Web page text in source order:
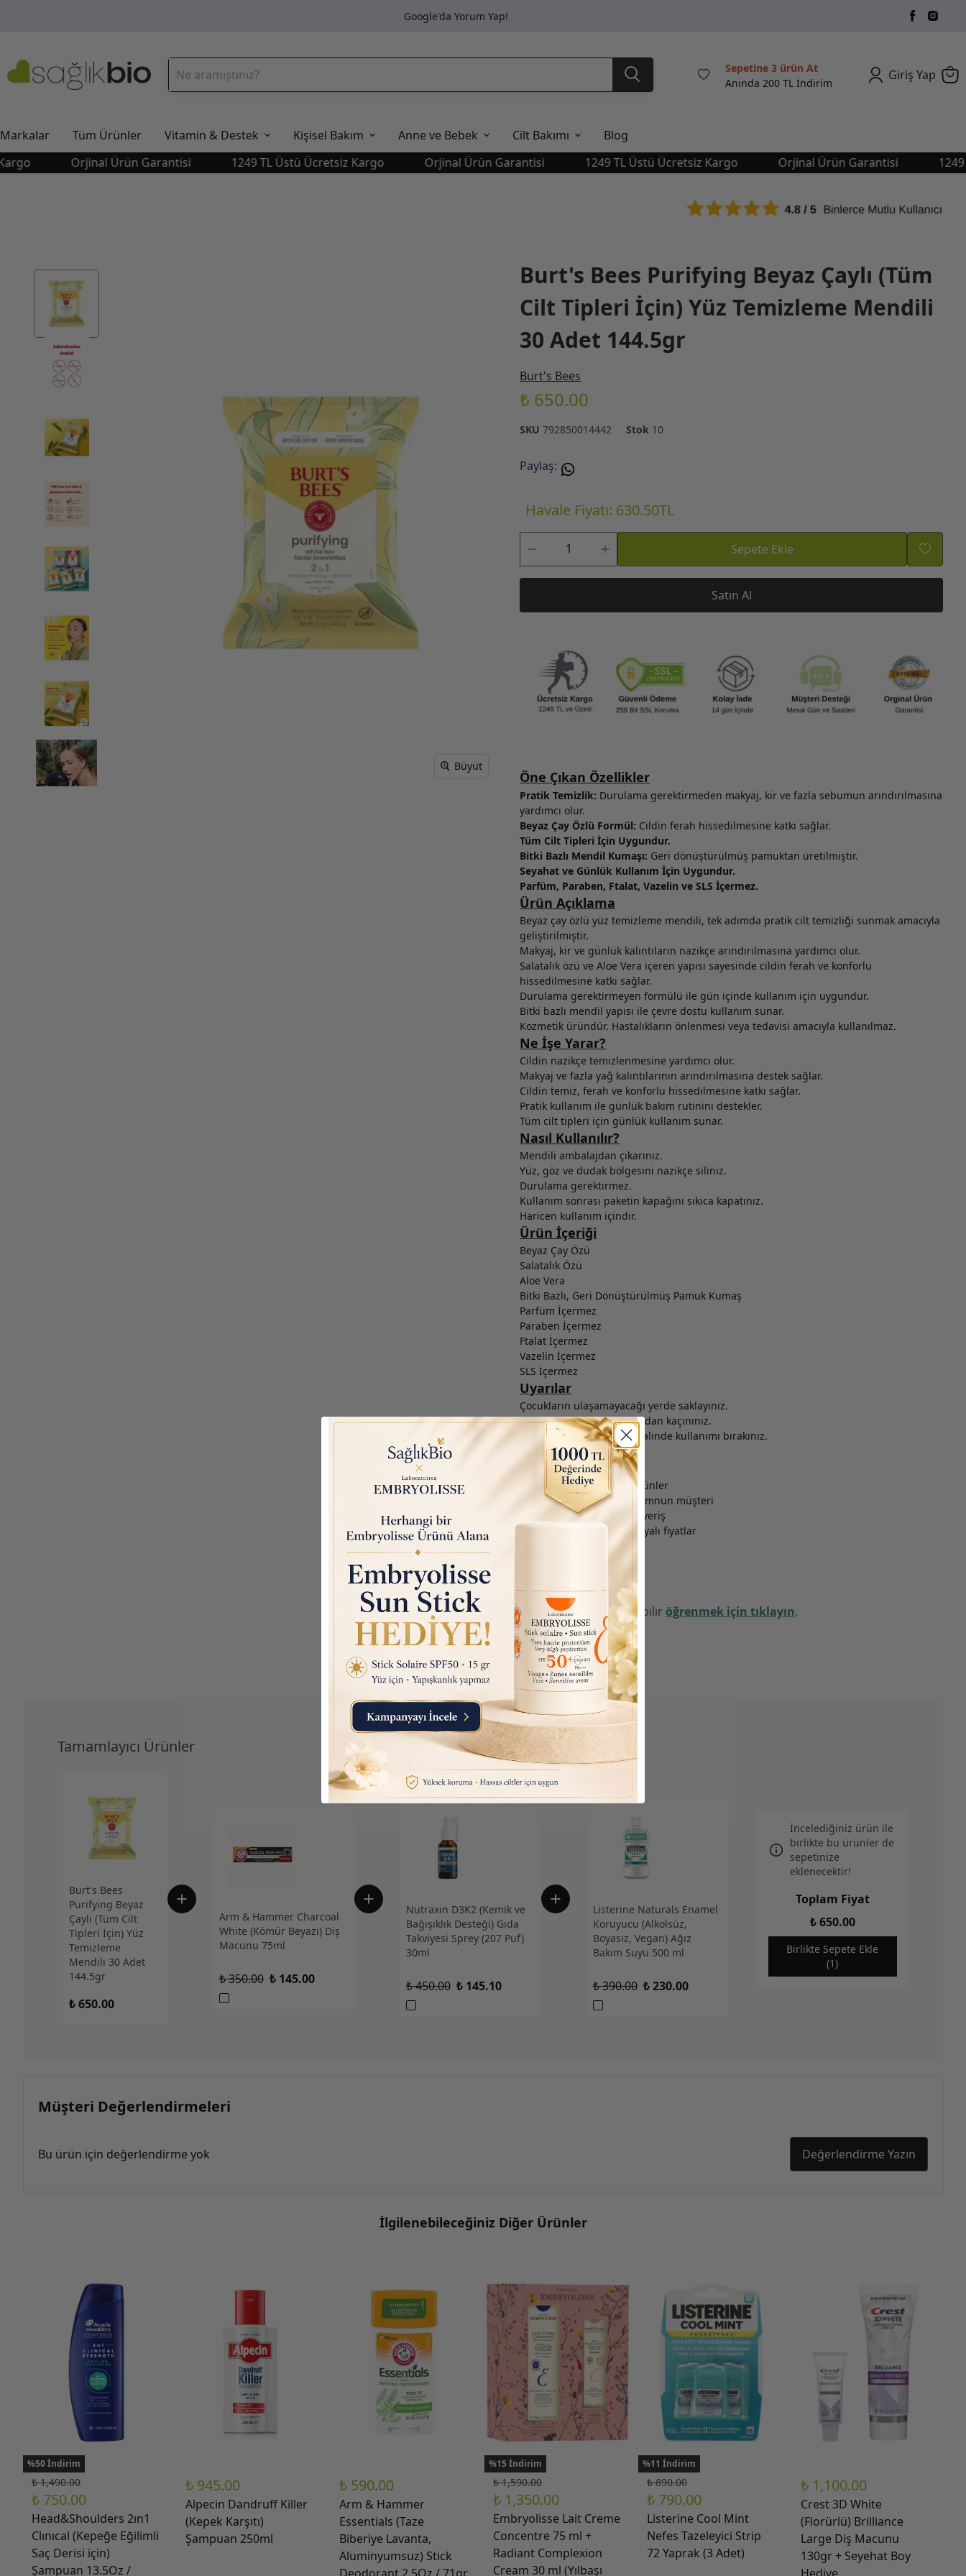
Google'da Yorum Yap!
Sepetine 3 ürün At
Anında 200 TL İndirim
Giriş Yap
Markalar Tüm Ürünler Vitamin & Destek Kişisel Bakım Anne ve Bebek Cilt Bakımı
Blog
Orjinal Ürün Garantisi
1249 TL Üstü Ücretsiz Kargo Orjinal Ürün Garantisi 1249 TL Üstü Ücretsiz Kargo Orjinal Ürün Garantisi 1249 TL
Büyüt
Burt's Bees Purifying Beyaz Çaylı (Tüm
Cilt Tipleri İçin) Yüz Temizleme Mendili
30 Adet 144.5gr
Burt's Bees
₺ 650.00
SKU 792850014442 Stok 10
Paylaş:
Havale Fiyatı: 630.50TL
Sepete Ekle
Satın Al
Öne Çıkan Özellikler
Pratik Temizlik: Durulama gerektirmeden makyaj, kir ve fazla sebumun arındırılmasına
yardımcı olur.
Beyaz Çay Özlü Formül: Cildin ferah hissedilmesine katkı sağlar.
Tüm Cilt Tipleri İçin Uygundur.
Bitki Bazlı Mendil Kumaşı: Geri dönüştürülmüş pamuktan üretilmiştir.
Seyahat ve Günlük Kullanım İçin Uygundur.
Parfüm, Paraben, Ftalat, Vazelin ve SLS İçermez.
Ürün Açıklama
Beyaz çay özlü yüz temizleme mendili, tek adımda pratik cilt temizliği sunmak amacıyla
geliştirilmiştir.
Makyaj, kir ve günlük kalıntıların nazikçe arındırılmasına yardımcı olur.
Salatalık özü ve Aloe Vera içeren yapısı sayesinde cildin ferah ve konforlu
hissedilmesine katkı sağlar.
Durulama gerektirmeyen formülü ile gün içinde kullanım için uygundur.
Bitki bazlı mendil yapısı ile çevre dostu kullanım sunar.
Kozmetik üründür. Hastalıkların önlenmesi veya tedavisi amacıyla kullanılmaz.
Ne İşe Yarar?
Cildin nazikçe temizlenmesine yardımcı olur.
Makyaj ve fazla yağ kalıntılarının arındırılmasına destek sağlar.
Cildin temiz, ferah ve konforlu hissedilmesine katkı sağlar.
Pratik kullanım ile günlük bakım rutinini destekler.
Tüm cilt tipleri için günlük kullanım sunar.
Nasıl Kullanılır?
Mendili ambalajdan çıkarınız.
Yüz, göz ve dudak bölgesini nazikçe siliniz.
Durulama gerektirmez.
Kullanım sonrası paketin kapağını sıkıca kapatınız.
Haricen kullanım içindir.
Ürün İçeriği
Beyaz Çay Özü
Salatalık Özü
Aloe Vera
Bitki Bazlı, Geri Dönüştürülmüş Pamuk Kumaş
Parfüm İçermez
Paraben İçermez
Ftalat İçermez
Vazelin İçermez
SLS İçermez
Uyarılar
Çocukların ulaşamayacağı yerde saklayınız.
Göz ile doğrudan temasından kaçınınız.
Beklenmeyen reaksiyon halinde kullanımı bırakınız.
Haricen kullanım içindir.
Neden Sağlıkbio?
Sadece orijinal ve ithal ürünler
2020’den beri binlerce memnun müşteri
Hızlı kargo ve güvenli alışveriş
Ücretsiz kargo ve kampanyalı fiyatlar
İade işlemleri nasıl yapılır öğrenmek için tıklayın.
Tamamlayıcı Ürünler
Burt's Bees
Purifying Beyaz
Çaylı (Tüm Cilt
Tipleri İçin) Yüz
Temizleme
Mendili 30 Adet
144.5gr
₺ 650.00
Arm & Hammer Charcoal
White (Kömür Beyazı) Diş
Macunu 75ml
₺ 350.00 ₺ 145.00
Nutraxin D3K2 (Kemik ve
Bağışıklık Desteği) Gıda
Takviyesi Sprey (207 Puf)
30ml
₺ 450.00 ₺ 145.10
Listerine Naturals Enamel
Koruyucu (Alkolsüz,
Boyasız, Vegan) Ağız
Bakım Suyu 500 ml
₺ 390.00 ₺ 230.00
İncelediğiniz ürün ile
birlikte bu ürünler de
sepetinize
eklenecektir!
Toplam Fiyat
₺ 650.00
Birlikte Sepete Ekle
(1)
Müşteri Değerlendirmeleri
Bu ürün için değerlendirme yok Değerlendirme Yazın
İlgilenebileceğiniz Diğer Ürünler
%50 İndirim
₺ 1,490.00
₺ 750.00
Head&Shoulders 2ın1
Clınıcal (Kepeğe Eğilimli
Saç Derisi için)
Şampuan 13.5Oz /
₺ 945.00
Alpecin Dandruff Killer
(Kepek Karşıtı)
Şampuan 250ml
₺ 590.00
Arm & Hammer
Essentials (Taze
Biberiye Lavanta,
Alüminyumsuz) Stick
%15 İndirim
₺ 1,590.00
₺ 1,350.00
Embryolisse Lait Creme
Concentre 75 ml +
Radiant Complexion
Cream 30 ml (Yılbaşı
%11 İndirim
₺ 890.00
₺ 790.00
Listerine Cool Mint
Nefes Tazeleyici Strip
72 Yaprak (3 Adet)
₺ 1,100.00
Crest 3D White
(Florürlü) Brilliance
Large Diş Macunu
130gr + Seyehat Boy